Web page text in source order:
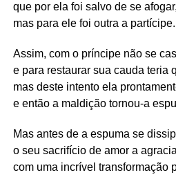
que por ela foi salvo de se afogar,
mas para ele foi outra a partícipe.
Assim, com o príncipe não se
e para restaurar sua cauda teria
mas deste intento ela
e então a maldição tornou-a
Mas antes de a espuma se
o seu sacrifício de amor a
com uma incrível transformação